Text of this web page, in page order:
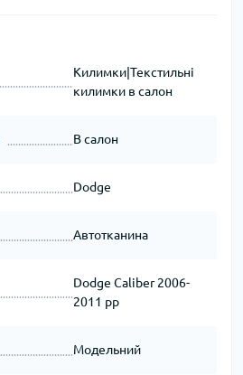
Килимки|Текстильні
килимки в салон
В салон
Dodge
Автотканина
Dodge Caliber 2006-
2011 рр
Модельний